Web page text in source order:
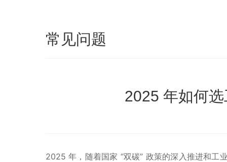
常见问题
2025 年如何
2025 年，随着国家 “双碳” 政策的深入推进和工